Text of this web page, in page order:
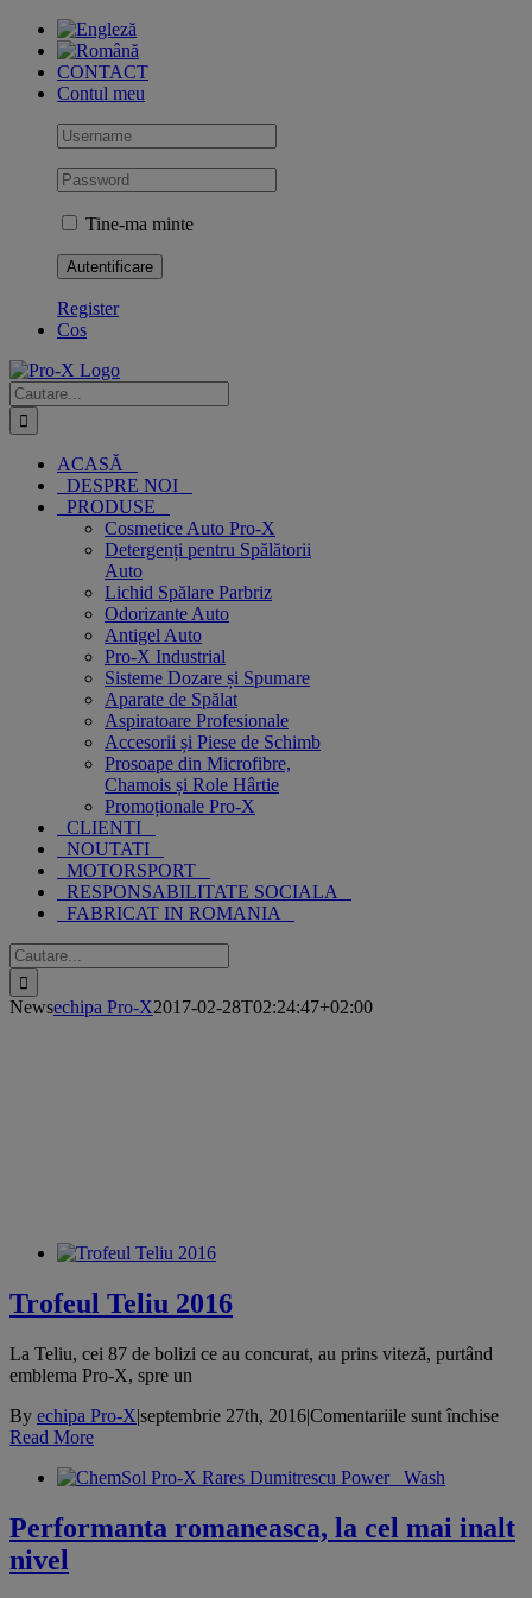
Skip
contentCONTACT
Contul meu
Tine-ma minte
Register
Cos
Cautare...
ACASĂ
DESPRE NOI
PRODUSE
Cosmetice Auto Pro-X
Detergenți pentru Spălătorii
Auto
Lichid Spălare Parbriz
Odorizante Auto
Antigel Auto
Pro-X Industrial
Sisteme Dozare și Spumare
Aparate de Spălat
Aspiratoare Profesionale
Accesorii și Piese de Schimb
Prosoape din Microfibre,
Chamois și Role Hârtie
Promoționale Pro-X
CLIENTI
NOUTATI
MOTORSPORT
RESPONSABILITATE SOCIALA
FABRICAT IN ROMANIA
Cautare...
Newsechipa Pro-X2017-02-28T02:24:47+02:00
Trofeul Teliu 2016
La Teliu, cei 87 de bolizi ce au concurat, au prins viteză, purtând
emblema Pro-X, spre un
By echipa Pro-X|septembrie 27th, 2016|Comentariile sunt închise
Read More
Performanta romaneasca, la cel mai inalt
nivel